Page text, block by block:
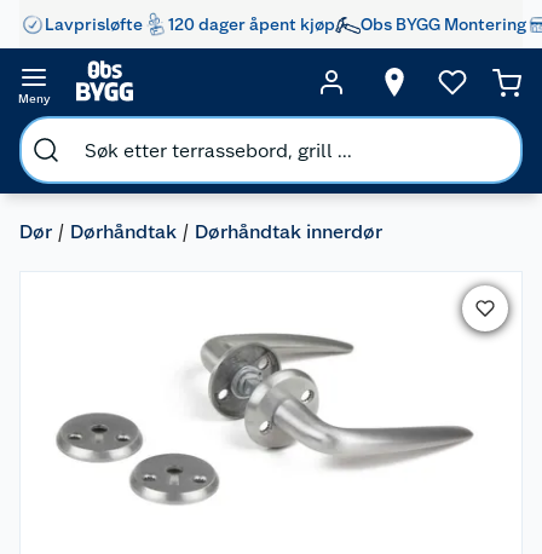
Lavprisløfte 120 dager åpent kjøp Obs BYGG Montering
Meny
Dør Dørhåndtak Dørhåndtak innerdør